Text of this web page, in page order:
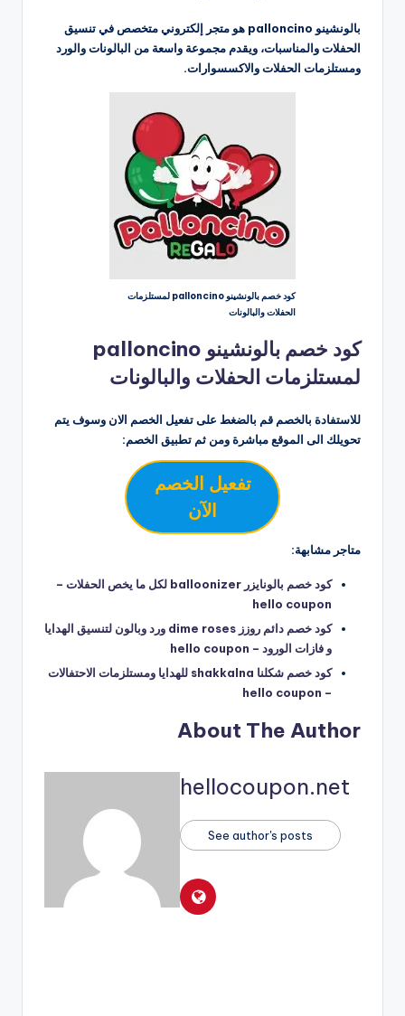
بالونشينو palloncino هو متجر إلكتروني متخصص في تنسيق
الحفلات والمناسبات، ويقدم مجموعة واسعة من البالونات والورد
ومستلزمات الحفلات والاكسسوارات.
كود خصم بالونشينو palloncino لمستلزمات
الحفلات والبالونات
كود خصم بالونشينو palloncino
لمستلزمات الحفلات والبالونات
للاستفادة بالخصم قم بالضغط على تفعيل الخصم الان وسوف يتم
تحويلك الى الموقع مباشرة ومن ثم تطبيق الخصم:
تفعيل الخصم
الآن
متاجر مشابهة:
كود خصم بالونايزر balloonizer لكل ما يخص الحفلات –
hello coupon
كود خصم دائم روزز dime roses ورد وبالون لتنسيق الهدايا
و فازات الورود – hello coupon
كود خصم شكلنا shakkalna للهدايا ومستلزمات الاحتفالات
– hello coupon
About The Author
hellocoupon.net
See author's posts